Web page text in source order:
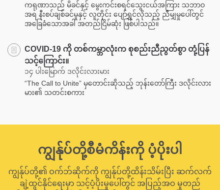
ကရုဏာသည် မိခင်နှင့် မွေးကင်းစရင်သွေးငယ်အကြား သဘာဝ
အရ နီးစပ်ချစ်ခင်မှုနှင့် လူတိုင်း ပျော်ရွှင်လိုသည့် ညီမျှမှုပေါ်တွင်
အခြေခံသောအခါ အတည်ငြိမ်ဆုံး ဖြစ်ပါသည်။
COVID-19 ကို တစ်ကမ္ဘာလုံးက စုစည်းညီညွတ်စွာ တုံ့ပြန်
သင့်ကြောင်း။
၁၄ ပါးမြောက် ဒလိုင်းလားမား
“The Call to Unite” မှတောင်းဆိုသည့် ဘုန်းတော်ကြီး ဒလိုင်းလား
မား၏ သတင်းစကား
ကျွန်ုပ်တို့စီမံကိန်းကို ပံ့ပိုးပါ
ကျွန်ုပ်တို့၏ ဝက်ဘ်ဆိုက်ကို ကျွန်ုပ်တို့ထိန်းသိမ်းပြီး ဆက်လက်
ချဲ့ထွင်နိုင်ရေးမှာ သင့်ပံ့ပိုးမှုပေါ်တွင် အပြည့်အဝ မူတည်